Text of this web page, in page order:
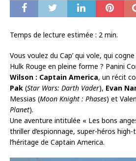
Temps de lecture estimée : 2 min.
Vous voulez du Cap’ qui vole, qui
Hulk Rouge en pleine forme ? Panini
Wilson : Captain America, un récit
Pak (Star Wars: Darth Vader), Evan
Messias (Moon Knight : Phases) et
Planet).
Une aventure intitulée « Les bons
thriller d’espionnage, super-héros
l’héritage de Captain America.